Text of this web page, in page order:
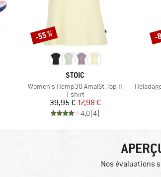
MARQUE
STOIC
Article
Women's Hemp30 AmalSt. Top II
Product group
T-shirt
Prix
39,95 €Prix réduit
17,98 €
4,0(4)
Remise
-55 %
Article
-
Nos évaluations